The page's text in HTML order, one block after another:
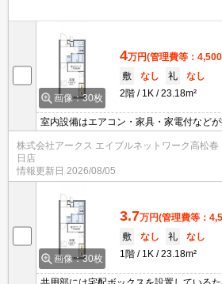
画像：30枚
4万円(管理費等：
敷
なし 礼
なし
2階
1K 23.18m²
室内設備はエアコン・家具・家電付などが
しています。バストイレ別なので浴室の
敷地内駐車場に空きありなので、車のいた
す。インターネットが繋がっているお住
コンロが付いています。パーキングスペー
株式会社アークス エイブルネットワーク高松春
日店
情報更新日 2026/08/05
画像：30枚
3.7万円(管理費等：
敷
なし 礼
なし
1階
1K 23.18m²